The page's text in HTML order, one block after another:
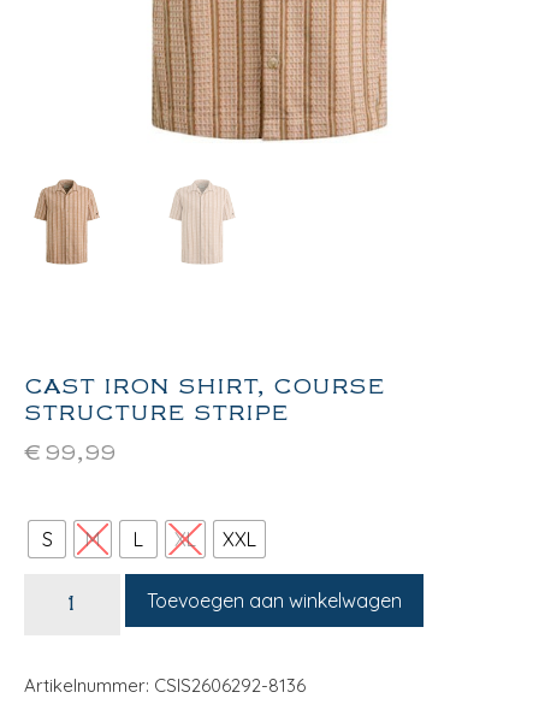
CAST IRON SHIRT, COURSE
STRUCTURE STRIPE
€ 99,99
S M L XL XXL
Toevoegen aan winkelwagen
Artikelnummer: CSIS2606292-8136